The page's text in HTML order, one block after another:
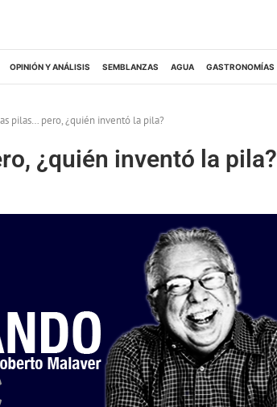
OPINIÓN Y ANÁLISIS SEMBLANZAS AGUA GASTRONOMÍAS
pilas… pero, ¿quién inventó la pila?
¿quién inventó la pila?